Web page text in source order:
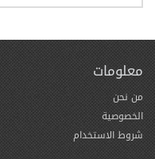
معلومات
من نحن
الخصوصية
شروط الاستخدام